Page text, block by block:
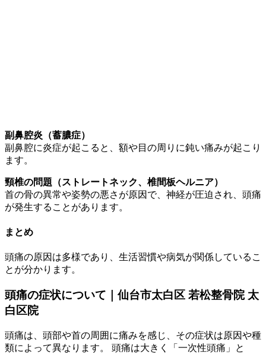
副鼻腔炎（蓄膿症）
副鼻腔に炎症が起こると、額や目の周りに鈍い痛みが起こり
ます。
頸椎の問題（ストレートネック、椎間板ヘルニア）
首の骨の異常や姿勢の悪さが原因で、神経が圧迫され、頭痛
が発生することがあります。
まとめ
頭痛の原因は多様であり、生活習慣や病気が関係しているこ
とが分かります。
頭痛の症状について｜仙台市太白区 若松整骨院 太
白区院
頭痛は、頭部や首の周囲に痛みを感じ、その症状は原因や種
類によって異なります。 頭痛は大きく「一次性頭痛」と